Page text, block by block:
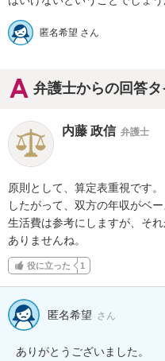
匿名希望 さん
弁護士からの回答
内藤 政信 弁護士
原則として、算定表重視です。
したがって、双方の年収がベー
生活費は参考にしますが、そ
ありませんね。
役に立った 1
匿名希望 さん
ありがとうございました。